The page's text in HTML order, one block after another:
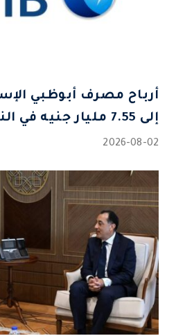
أرباح مصرف أبوظبي
إلى 7.55 مليار جنيه في النصف الأول
2026-08-02